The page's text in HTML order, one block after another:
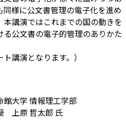
様に公文書管理の電子化を進め
講演ではこれまでの国の動きを
公文書の電子的管理のありかた
講演となります。）
館大学 情報理工学部
上原 哲太郎 氏